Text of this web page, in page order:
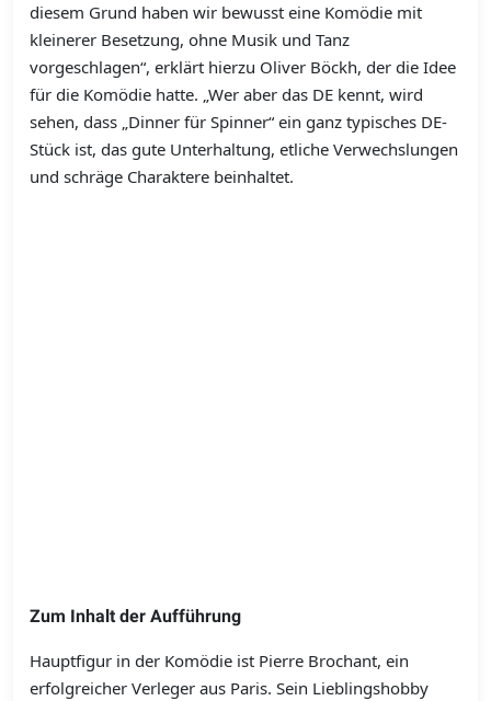
diesem Grund haben wir bewusst eine Komödie mit
kleinerer Besetzung, ohne Musik und Tanz
vorgeschlagen“, erklärt hierzu Oliver Böckh, der die Idee
für die Komödie hatte. „Wer aber das DE kennt, wird
sehen, dass „Dinner für Spinner“ ein ganz typisches DE-
Stück ist, das gute Unterhaltung, etliche Verwechslungen
und schräge Charaktere beinhaltet.
Zum Inhalt der Aufführung
Hauptfigur in der Komödie ist Pierre Brochant, ein
erfolgreicher Verleger aus Paris. Sein Lieblingshobby